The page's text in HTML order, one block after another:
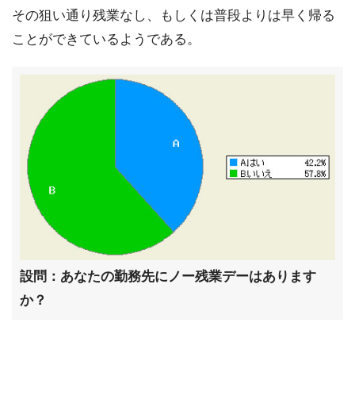
その狙い通り残業なし、もしくは普段よりは早く帰る
ことができているようである。
設問：あなたの勤務先にノー残業デーはあります
か？